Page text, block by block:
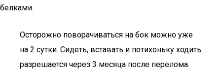
белками.
Осторожно поворачиваться на бок можно уже
на 2 сутки. Сидеть, вставать и потихоньку ходить
разрешается через 3 месяца после перелома.